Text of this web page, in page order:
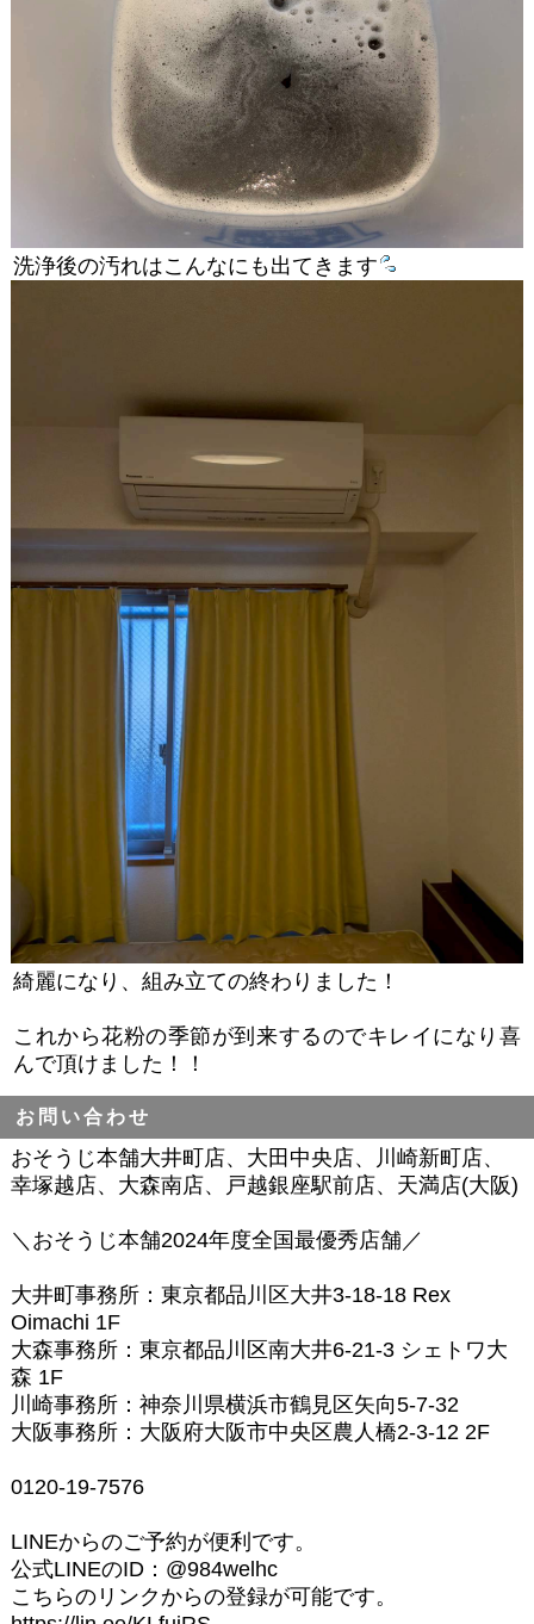
洗浄後の汚れはこんなにも出てきます
綺麗になり、組み立ての終わりました！
これから花粉の季節が到来するのでキレイになり喜
んで頂けました！！
お問い合わせ
おそうじ本舗大井町店、大田中央店、川崎新町店、
幸塚越店、大森南店、戸越銀座駅前店、天満店(大阪)
＼おそうじ本舗2024年度全国最優秀店舗／
大井町事務所：東京都品川区大井3-18-18 Rex
Oimachi 1F
大森事務所：東京都品川区南大井6-21-3 シェトワ大
森 1F
川崎事務所：神奈川県横浜市鶴見区矢向5-7-32
大阪事務所：大阪府大阪市中央区農人橋2-3-12 2F
0120-19-7576
LINEからのご予約が便利です。
公式LINEのID：@984welhc
こちらのリンクからの登録が可能です。